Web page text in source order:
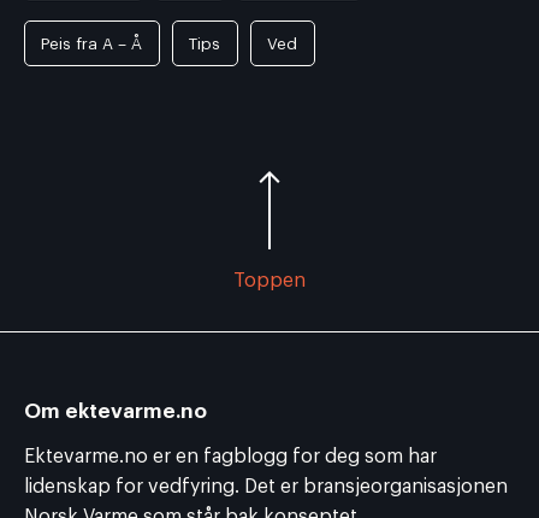
Peis fra A – Å Tips Ved
Toppen
Om ektevarme.no
Ektevarme.no er en fagblogg for deg som har
lidenskap for vedfyring. Det er bransjeorganisasjonen